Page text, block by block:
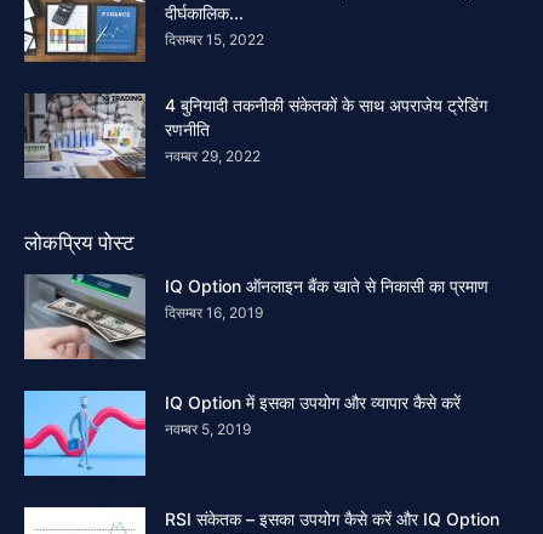
दीर्घकालिक...
दिसम्बर 15, 2022
4 बुनियादी तकनीकी संकेतकों के साथ अपराजेय ट्रेडिंग
रणनीति
नवम्बर 29, 2022
लोकप्रिय पोस्ट
IQ Option ऑनलाइन बैंक खाते से निकासी का प्रमाण
दिसम्बर 16, 2019
IQ Option में इसका उपयोग और व्यापार कैसे करें
नवम्बर 5, 2019
RSI संकेतक – इसका उपयोग कैसे करें और IQ Option